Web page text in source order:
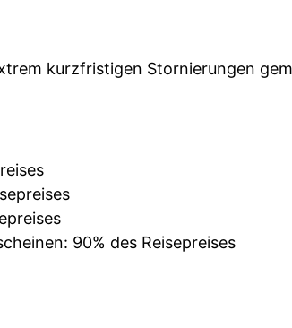
kurzfristigen Stornierungen
90% des Reisepreises